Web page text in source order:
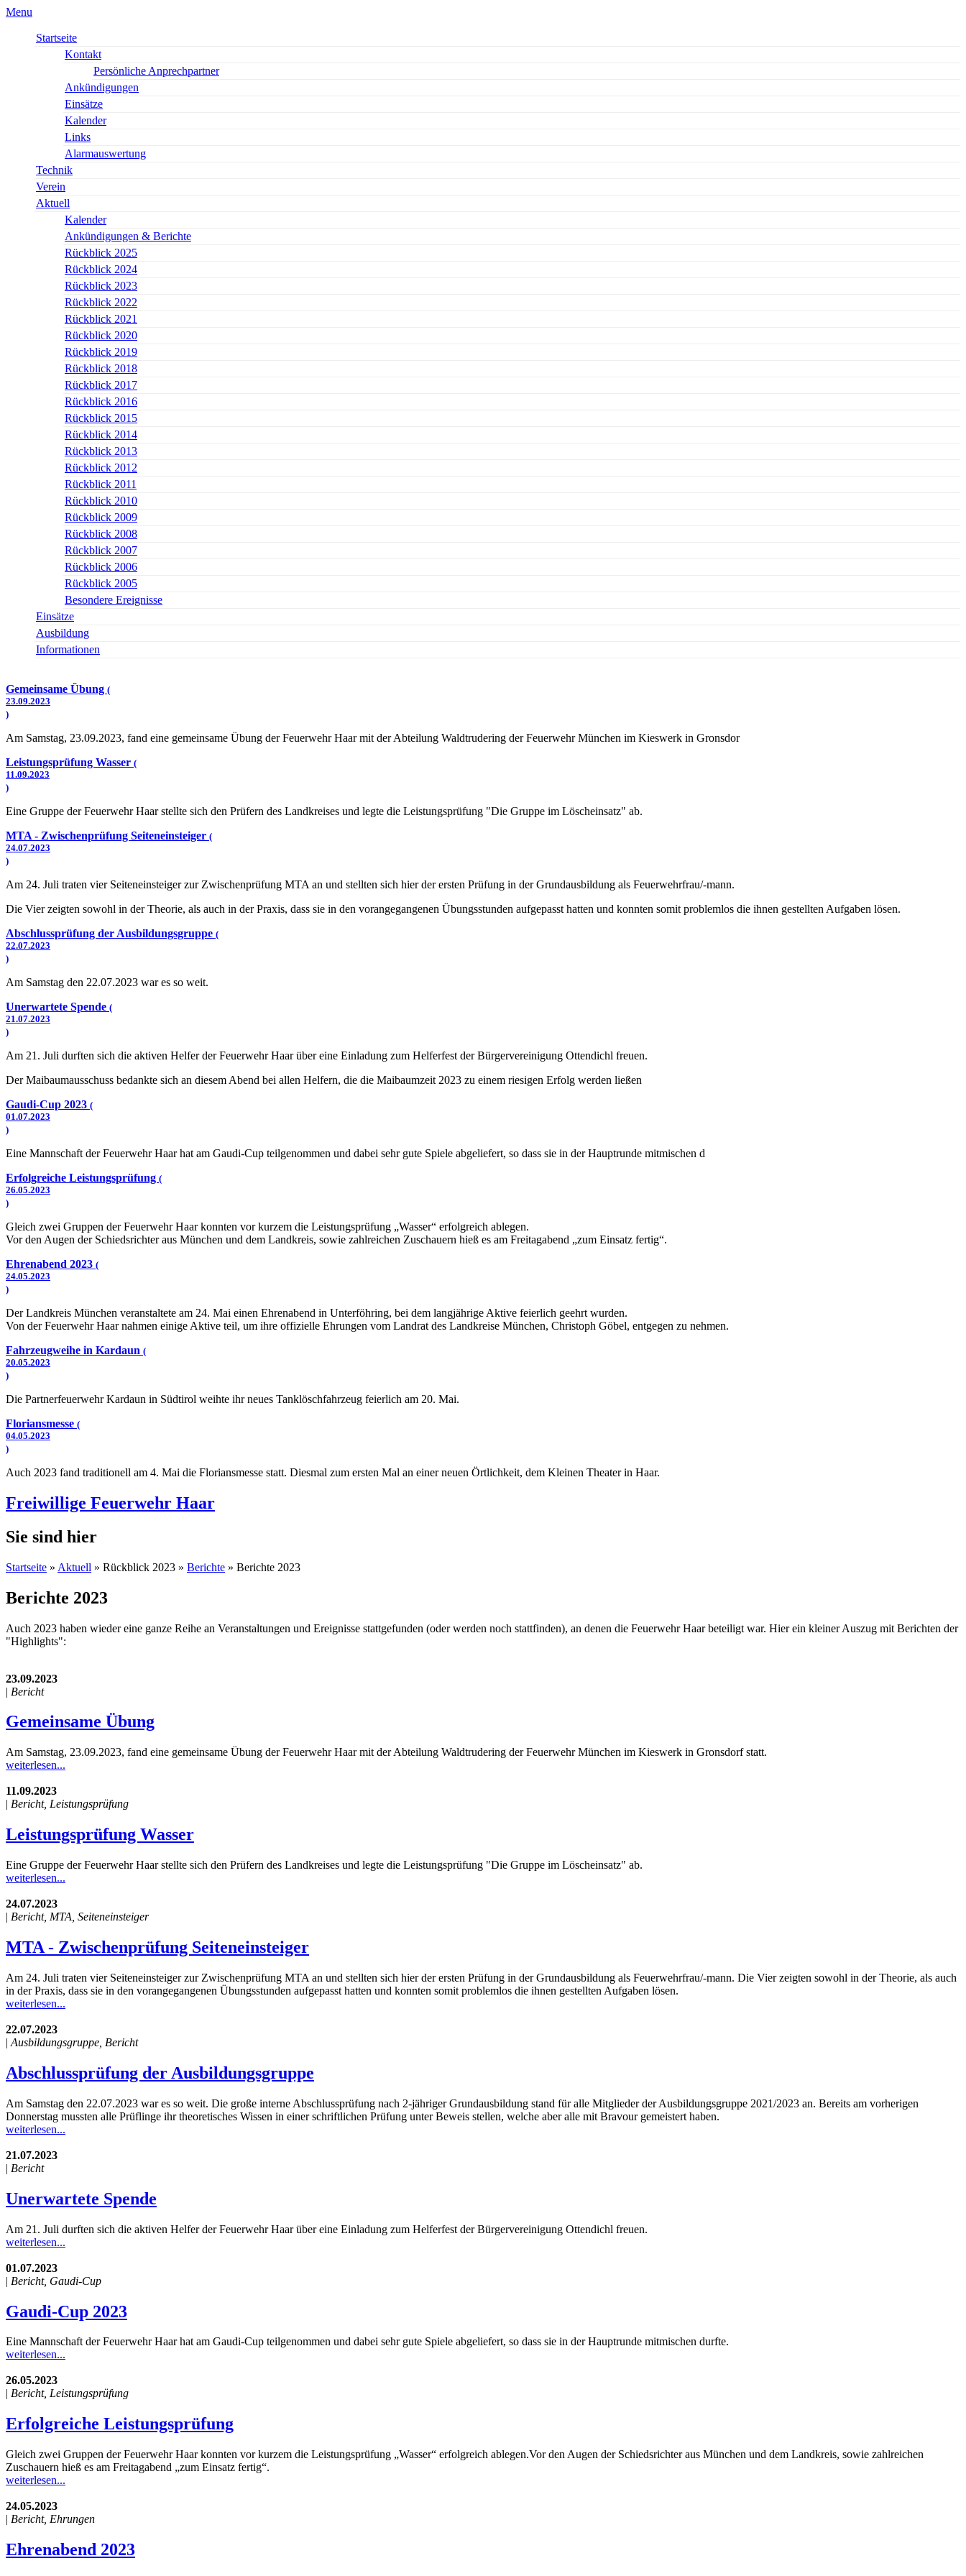
Menu
Startseite
Kontakt
Persönliche Anprechpartner
Ankündigungen
Einsätze
Kalender
Links
Alarmauswertung
Technik
Verein
Aktuell
Kalender
Ankündigungen & Berichte
Rückblick 2025
Rückblick 2024
Rückblick 2023
Rückblick 2022
Rückblick 2021
Rückblick 2020
Rückblick 2019
Rückblick 2018
Rückblick 2017
Rückblick 2016
Rückblick 2015
Rückblick 2014
Rückblick 2013
Rückblick 2012
Rückblick 2011
Rückblick 2010
Rückblick 2009
Rückblick 2008
Rückblick 2007
Rückblick 2006
Rückblick 2005
Besondere Ereignisse
Einsätze
Ausbildung
Informationen
Gemeinsame Übung (
23.09.2023
)
Am Samstag, 23.09.2023, fand eine gemeinsame Übung der Feuerwehr Haar mit der Abteilung Waldtrudering der Feuerwehr München im Kieswerk in Gronsdor
Leistungsprüfung Wasser (
11.09.2023
)
Eine Gruppe der Feuerwehr Haar stellte sich den Prüfern des Landkreises und legte die Leistungsprüfung "Die Gruppe im Löscheinsatz" ab.
MTA - Zwischenprüfung Seiteneinsteiger (
24.07.2023
)
Am 24. Juli traten vier Seiteneinsteiger zur Zwischenprüfung MTA an und stellten sich hier der ersten Prüfung in der Grundausbildung als Feuerwehrfrau/-mann.
Die Vier zeigten sowohl in der Theorie, als auch in der Praxis, dass sie in den vorangegangenen Übungsstunden aufgepasst hatten und konnten somit problemlos die ihnen gestellten Aufgaben lösen.
Abschlussprüfung der Ausbildungsgruppe (
22.07.2023
)
Am Samstag den 22.07.2023 war es so weit.
Unerwartete Spende (
21.07.2023
)
Am 21. Juli durften sich die aktiven Helfer der Feuerwehr Haar über eine Einladung zum Helferfest der Bürgervereinigung Ottendichl freuen.
Der Maibaumausschuss bedankte sich an diesem Abend bei allen Helfern, die die Maibaumzeit 2023 zu einem riesigen Erfolg werden ließen
Gaudi-Cup 2023 (
01.07.2023
)
Eine Mannschaft der Feuerwehr Haar hat am Gaudi-Cup teilgenommen und dabei sehr gute Spiele abgeliefert, so dass sie in der Hauptrunde mitmischen d
Erfolgreiche Leistungsprüfung (
26.05.2023
)
Gleich zwei Gruppen der Feuerwehr Haar konnten vor kurzem die Leistungsprüfung „Wasser“ erfolgreich ablegen.
Vor den Augen der Schiedsrichter aus München und dem Landkreis, sowie zahlreichen Zuschauern hieß es am Freitagabend „zum Einsatz fertig“.
Ehrenabend 2023 (
24.05.2023
)
Der Landkreis München veranstaltete am 24. Mai einen Ehrenabend in Unterföhring, bei dem langjährige Aktive feierlich geehrt wurden.
Von der Feuerwehr Haar nahmen einige Aktive teil, um ihre offizielle Ehrungen vom Landrat des Landkreise München, Christoph Göbel, entgegen zu nehmen.
Fahrzeugweihe in Kardaun (
20.05.2023
)
Die Partnerfeuerwehr Kardaun in Südtirol weihte ihr neues Tanklöschfahrzeug feierlich am 20. Mai.
Floriansmesse (
04.05.2023
)
Auch 2023 fand traditionell am 4. Mai die Floriansmesse statt. Diesmal zum ersten Mal an einer neuen Örtlichkeit, dem Kleinen Theater in Haar.
Freiwillige Feuerwehr Haar
Sie sind hier
Startseite » Aktuell » Rückblick 2023 » Berichte » Berichte 2023
Berichte 2023
Auch 2023 haben wieder eine ganze Reihe an Veranstaltungen und Ereignisse stattgefunden (oder werden noch stattfinden), an denen die Feuerwehr Haar beteiligt war. Hier ein kleiner Auszug mit Berichten der
"Highlights":
23.09.2023
| Bericht
Gemeinsame Übung
Am Samstag, 23.09.2023, fand eine gemeinsame Übung der Feuerwehr Haar mit der Abteilung Waldtrudering der Feuerwehr München im Kieswerk in Gronsdorf statt.
weiterlesen...
11.09.2023
| Bericht, Leistungsprüfung
Leistungsprüfung Wasser
Eine Gruppe der Feuerwehr Haar stellte sich den Prüfern des Landkreises und legte die Leistungsprüfung "Die Gruppe im Löscheinsatz" ab.
weiterlesen...
24.07.2023
| Bericht, MTA, Seiteneinsteiger
MTA - Zwischenprüfung Seiteneinsteiger
Am 24. Juli traten vier Seiteneinsteiger zur Zwischenprüfung MTA an und stellten sich hier der ersten Prüfung in der Grundausbildung als Feuerwehrfrau/-mann. Die Vier zeigten sowohl in der Theorie, als auch
in der Praxis, dass sie in den vorangegangenen Übungsstunden aufgepasst hatten und konnten somit problemlos die ihnen gestellten Aufgaben lösen.
weiterlesen...
22.07.2023
| Ausbildungsgruppe, Bericht
Abschlussprüfung der Ausbildungsgruppe
Am Samstag den 22.07.2023 war es so weit. Die große interne Abschlussprüfung nach 2-jähriger Grundausbildung stand für alle Mitglieder der Ausbildungsgruppe 2021/2023 an. Bereits am vorherigen
Donnerstag mussten alle Prüflinge ihr theoretisches Wissen in einer schriftlichen Prüfung unter Beweis stellen, welche aber alle mit Bravour gemeistert haben.
weiterlesen...
21.07.2023
| Bericht
Unerwartete Spende
Am 21. Juli durften sich die aktiven Helfer der Feuerwehr Haar über eine Einladung zum Helferfest der Bürgervereinigung Ottendichl freuen.
weiterlesen...
01.07.2023
| Bericht, Gaudi-Cup
Gaudi-Cup 2023
Eine Mannschaft der Feuerwehr Haar hat am Gaudi-Cup teilgenommen und dabei sehr gute Spiele abgeliefert, so dass sie in der Hauptrunde mitmischen durfte.
weiterlesen...
26.05.2023
| Bericht, Leistungsprüfung
Erfolgreiche Leistungsprüfung
Gleich zwei Gruppen der Feuerwehr Haar konnten vor kurzem die Leistungsprüfung „Wasser“ erfolgreich ablegen.Vor den Augen der Schiedsrichter aus München und dem Landkreis, sowie zahlreichen
Zuschauern hieß es am Freitagabend „zum Einsatz fertig“.
weiterlesen...
24.05.2023
| Bericht, Ehrungen
Ehrenabend 2023